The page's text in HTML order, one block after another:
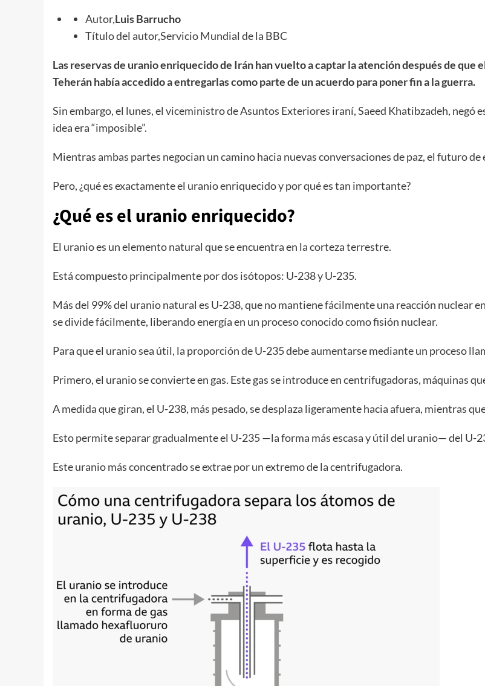
Autor,Luis Barrucho
Título del autor,Servicio Mundial de la BBC
Las reservas de uranio enriquecido de Irán han vuelto a captar la atención después de
Teherán había accedido a entregarlas como parte de un acuerdo para poner fin a la guerra.
Sin embargo, el lunes, el viceministro de Asuntos Exteriores iraní, Saeed Khatibzadeh, negó
idea era “imposible”.
Mientras ambas partes negocian un camino hacia nuevas conversaciones de paz, el futuro
Pero, ¿qué es exactamente el uranio enriquecido y por qué es tan importante?
¿Qué es el uranio enriquecido?
El uranio es un elemento natural que se encuentra en la corteza terrestre.
Está compuesto principalmente por dos isótopos: U-238 y U-235.
Más del 99% del uranio natural es U-238, que no mantiene fácilmente una reacción nuclear
se divide fácilmente, liberando energía en un proceso conocido como fisión nuclear.
Para que el uranio sea útil, la proporción de U-235 debe aumentarse mediante un proceso
Primero, el uranio se convierte en gas. Este gas se introduce en centrifugadoras, máquinas
A medida que giran, el U-238, más pesado, se desplaza ligeramente hacia afuera, mientras
Esto permite separar gradualmente el U-235 —la forma más escasa y útil del uranio— del U-
Este uranio más concentrado se extrae por un extremo de la centrifugadora.